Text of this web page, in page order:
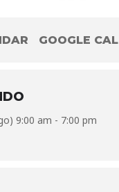
GOOGLE CAL
9:00 am - 7:00 pm